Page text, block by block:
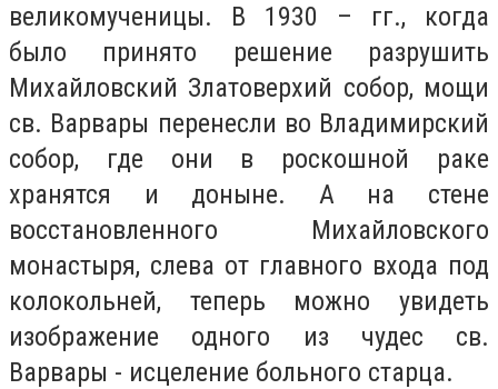
великомученицы. В 1930 – гг., когда
было принято решение разрушить
Михайловский Златоверхий собор, мощи
св. Варвары перенесли во Владимирский
собор, где они в роскошной раке
хранятся и доныне. А на стене
восстановленного Михайловского
монастыря, слева от главного входа под
колокольней, теперь можно увидеть
изображение одного из чудес св.
Варвары - исцеление больного старца.